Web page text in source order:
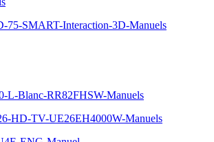
75-SMART-Interaction-3D-Manuels
L-Blanc-RR82FHSW-Manuels
HD-TV-UE26EH4000W-Manuels